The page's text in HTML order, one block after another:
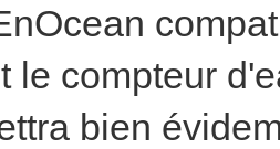
le compteur
bien